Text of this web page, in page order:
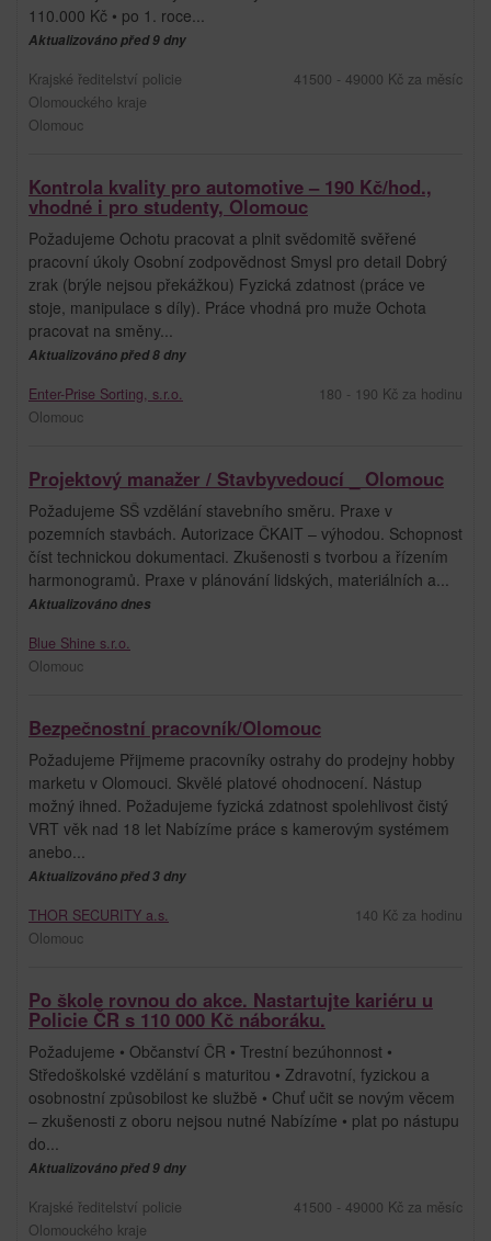
110.000 Kč • po 1. roce...
Aktualizováno před 9 dny
Krajské ředitelství policie
Olomouckého kraje
Olomouc
41500 - 49000 Kč za měsíc
Kontrola kvality pro automotive – 190 Kč/hod.,
vhodné i pro studenty, Olomouc
Požadujeme Ochotu pracovat a plnit svědomitě svěřené
pracovní úkoly Osobní zodpovědnost Smysl pro detail Dobrý
zrak (brýle nejsou překážkou) Fyzická zdatnost (práce ve
stoje, manipulace s díly). Práce vhodná pro muže Ochota
pracovat na směny...
Aktualizováno před 8 dny
Enter-Prise Sorting, s.r.o.
Olomouc
180 - 190 Kč za hodinu
Projektový manažer / Stavbyvedoucí _ Olomouc
Požadujeme SŠ vzdělání stavebního směru. Praxe v
pozemních stavbách. Autorizace ČKAIT – výhodou. Schopnost
číst technickou dokumentaci. Zkušenosti s tvorbou a řízením
harmonogramů. Praxe v plánování lidských, materiálních a...
Aktualizováno dnes
Blue Shine s.r.o.
Olomouc
Bezpečnostní pracovník/Olomouc
Požadujeme Přijmeme pracovníky ostrahy do prodejny hobby
marketu v Olomouci. Skvělé platové ohodnocení. Nástup
možný ihned. Požadujeme fyzická zdatnost spolehlivost čistý
VRT věk nad 18 let Nabízíme práce s kamerovým systémem
anebo...
Aktualizováno před 3 dny
THOR SECURITY a.s.
Olomouc
140 Kč za hodinu
Po škole rovnou do akce. Nastartujte kariéru u
Policie ČR s 110 000 Kč náboráku.
Požadujeme • Občanství ČR • Trestní bezúhonnost •
Středoškolské vzdělání s maturitou • Zdravotní, fyzickou a
osobnostní způsobilost ke službě • Chuť učit se novým věcem
– zkušenosti z oboru nejsou nutné Nabízíme • plat po nástupu
do...
Aktualizováno před 9 dny
Krajské ředitelství policie
Olomouckého kraje
41500 - 49000 Kč za měsíc